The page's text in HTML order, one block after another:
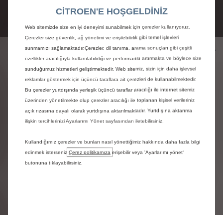
CITROEN ÜRETICI GARANTISI SERVİS SÖZLEŞMELERİ
STELLANTIS, ÖNCEKİ
NESİL PURETECH 1.2
MOTORLARININ
ONARIMLARI İÇİN
GARANTİ POLİTİKASINI
GENİŞLETİYOR
CITROEN'E HOŞGELDİNİZ
Web sitemizde size en iyi deneyimi sunabilmek için çerezler kullanıyoruz.
Çerezler size güvenlik, ağ yönetimi ve erişilebilirlik gibi temel işlevleri
sunmamızı sağlamaktadır.Çerezler, dil tanıma, arama sonuçları gibi çeşitli
özellikler aracılığıyla kullanılabilirliği ve performansı artırmakta ve böylece size
sunduğumuz hizmetleri geliştirmektedir. Web sitemiz, sizin için daha işlevsel
reklamlar göstermek için üçüncü taraflara ait çerezleri de kullanabilmektedir.
Bu çerezler yurtdışında yerleşik üçüncü taraflar aracılığı ile internet sitemiz
üzerinden yönetilmekte olup çerezler aracılığı ile toplanan kişisel verileriniz
açık rızasına dayalı olarak yurtdışına aktarılmaktadır. Yurtdışına aktarıma
ilişkin tercihlerinizi Ayarlarımı Yönet sayfasından iletebilirsiniz.
Kullandığımız çerezler ve bunları nasıl yönettiğimiz hakkında daha fazla bilgi
edinmek isterseniz Çerez politikamıza erişebilir veya 'Ayarlarımı yönet‘
butonuna tıklayabilirsiniz.